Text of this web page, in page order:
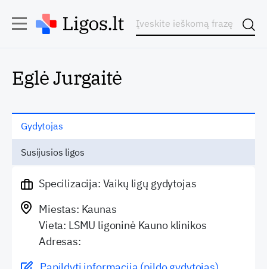
Eglė Jurgaitė
Gydytojas
Susijusios ligos
Specilizacija: Vaikų ligų gydytojas
Miestas: Kaunas
Vieta: LSMU ligoninė Kauno klinikos
Adresas: